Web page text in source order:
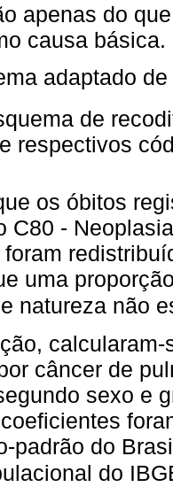
apenas do
causa básica.
adaptado
de
respectivos
os óbitos
C80 -
uma
natureza não
câncer de
sexo e
padrão do
do